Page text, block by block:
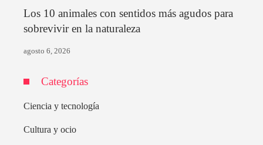
Los 10 animales con sentidos más agudos para
sobrevivir en la naturaleza
agosto 6, 2026
Categorías
Ciencia y tecnología
Cultura y ocio